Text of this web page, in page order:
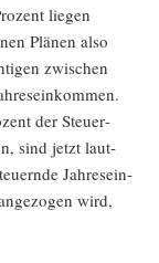
lie­gen
Plä­nen also
zwi­schen
der Steu­er­
sind jetzt laut­
Jah­res­ein­
wird,